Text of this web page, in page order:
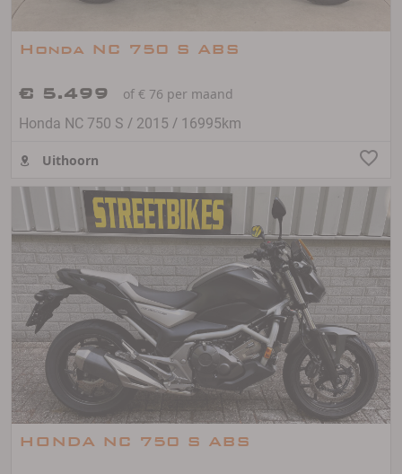
Honda NC 750 S ABS
€ 5.499
of € 76 per maand
Honda NC 750 S / 2015 / 16995km
Uithoorn
HONDA NC 750 S ABS